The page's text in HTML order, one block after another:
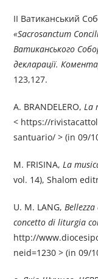
ІІ Ватиканський
«Sacrosanctum
Ватиканського
декларації.
123,127.
A. BRANDELERO,La
< https://
santuario/ > (in 09/
M. FRISINA,La
vol. 14), Shalom
U. M. LANG,
concetto di liturgia
http://
neid=1230 > (in 09/